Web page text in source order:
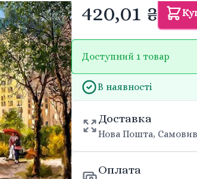
420,01 ₴
Доступний 1 товар
В наявності
Доставка
Нова Пошта,
Оплата